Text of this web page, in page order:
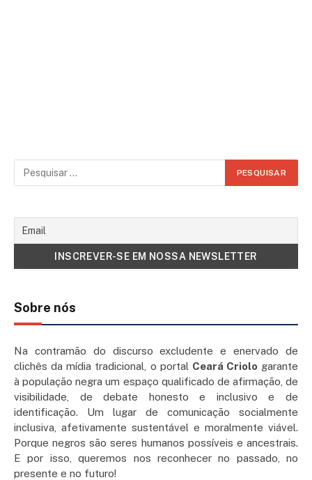
Sobre nós
Na contramão do discurso excludente e enervado de
clichês da mídia tradicional, o portal Ceará Criolo garante
à população negra um espaço qualificado de afirmação, de
visibilidade, de debate honesto e inclusivo e de
identificação. Um lugar de comunicação socialmente
inclusiva, afetivamente sustentável e moralmente viável.
Porque negros são seres humanos possíveis e ancestrais.
E por isso, queremos nos reconhecer no passado, no
presente e no futuro!